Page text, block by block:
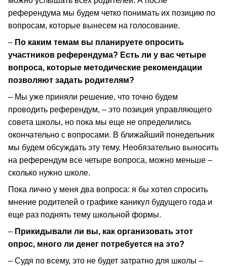
референдума мы будем четко понимать их позицию по
вопросам, которые вынесем на голосование.
– По каким темам вы планируете опросить
участников референдума? Есть ли у вас четыре
вопроса, которые методические рекомендации
позволяют задать родителям?
– Мы уже приняли решение, что точно будем
проводить референдум, – это позиция управляющего
совета школы, но пока мы еще не определились
окончательно с вопросами. В ближайший понедельник
мы будем обсуждать эту тему. Необязательно выносить
на референдум все четыре вопроса, можно меньше –
сколько нужно школе.
Пока лично у меня два вопроса: я бы хотел спросить
мнение родителей о графике каникул будущего года и
еще раз поднять тему школьной формы.
– Прикидывали ли вы, как организовать этот
опрос, много ли денег потребуется на это?
– Судя по всему, это не будет затратно для школы –